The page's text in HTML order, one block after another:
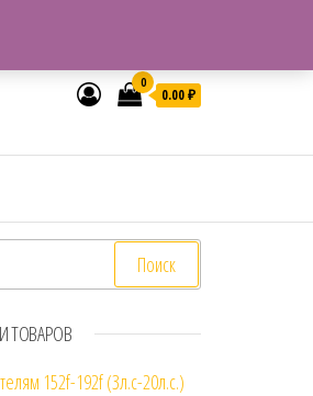
0
0.00₽
Поиск
ТОВАРОВ
152f-192f (3л.с-20л.с.)